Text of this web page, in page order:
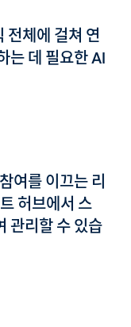
체에 걸쳐 연
는 데 필요한 AI
여를 이끄는 리
허브에서 스
관리할 수 있습